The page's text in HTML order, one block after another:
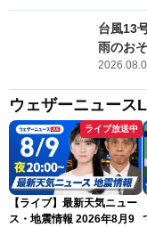
台風13
雨のお
ウェザーニュース
ライブ放送中
【ライブ】最新天気ニュー
ス・地震情報 2026年8月9